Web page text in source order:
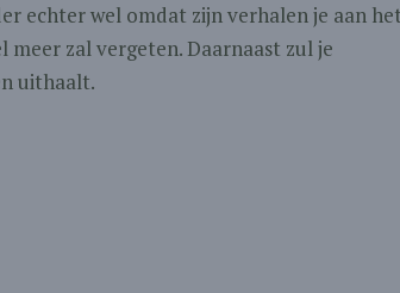
echter wel omdat zijn verhalen je aan
zal vergeten. Daarnaast zul je
uithaalt.